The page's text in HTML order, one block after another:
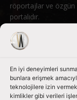
En iyi deneyimleri
bunlara erişmek
teknolojilere izin
kimlikler gibi verileri
röportajlar ve özgün
portalıdır.
Bizimle iletişime